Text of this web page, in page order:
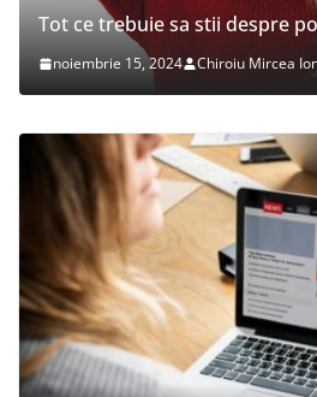
Tot ce trebuie sa stii despre
noiembrie 15, 2024 Chiroiu Mircea